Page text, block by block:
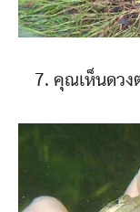
7. คุณเห็นดวง